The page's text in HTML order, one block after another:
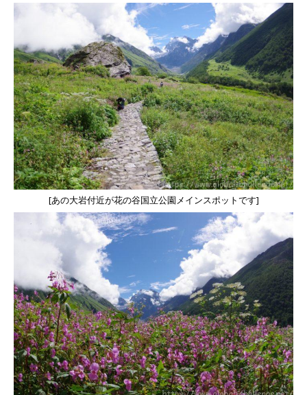
[あの大岩付近が花の谷国立公園メインスポットです]